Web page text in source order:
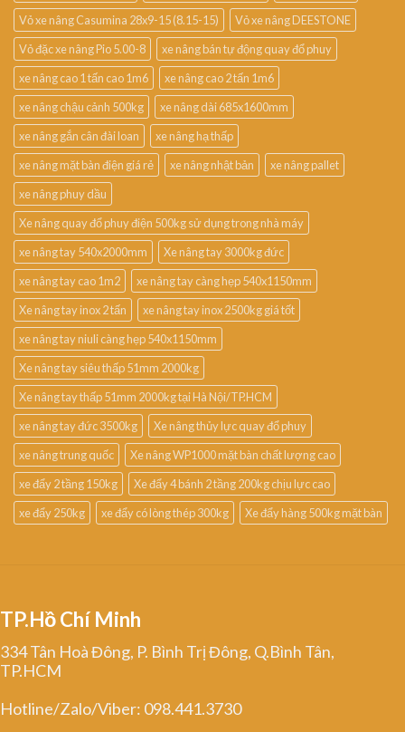
Vỏ xe nâng Casumina 28x9-15 (8.15-15)
Vỏ xe nâng DEESTONE
Vỏ đặc xe nâng Pio 5.00-8
xe nâng bán tự động quay đổ phuy
xe nâng cao 1 tấn cao 1m6
xe nâng cao 2 tấn 1m6
xe nâng chậu cảnh 500kg
xe nâng dài 685x1600mm
xe nâng gắn cân đài loan
xe nâng hạ thấp
xe nâng mặt bàn điện giá rẻ
xe nâng nhật bản
xe nâng pallet
xe nâng phuy dầu
Xe nâng quay đổ phuy điện 500kg sử dụng trong nhà máy
xe nâng tay 540x2000mm
Xe nâng tay 3000kg đức
xe nâng tay cao 1m2
xe nâng tay càng hẹp 540x1150mm
Xe nâng tay inox 2 tấn
xe nâng tay inox 2500kg giá tốt
xe nâng tay niuli càng hẹp 540x1150mm
Xe nâng tay siêu thấp 51mm 2000kg
Xe nâng tay thấp 51mm 2000kg tại Hà Nội/TP.HCM
xe nâng tay đức 3500kg
Xe nâng thủy lực quay đổ phuy
xe nâng trung quốc
Xe nâng WP1000 mặt bàn chất lượng cao
xe đẩy 2 tầng 150kg
Xe đẩy 4 bánh 2 tầng 200kg chịu lực cao
xe đẩy 250kg
xe đẩy có lòng thép 300kg Xe đẩy hàng 500kg mặt bàn
TP.Hồ Chí Minh
334 Tân Hoà Đông, P. Bình Trị Đông, Q.Bình Tân,
TP.HCM
Hotline/Zalo/Viber: 098.441.3730